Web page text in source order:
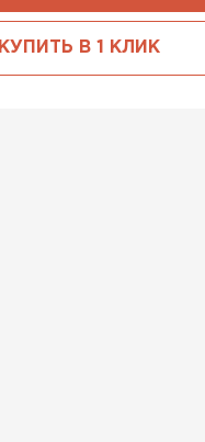
КУПИТЬ В 1 КЛИК